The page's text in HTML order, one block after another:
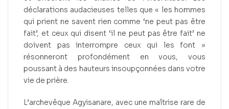
déclarations audacieuses telles que « les hommes
qui prient ne savent rien comme ‘ne peut pas être
fait’, et ceux qui disent ‘il ne peut pas être fait’ ne
doivent pas interrompre ceux qui les font »
résonneront profondément en vous, vous
poussant à des hauteurs insoupçonnées dans votre
vie de prière.
L’archevêque Agyisanare, avec une maîtrise rare de